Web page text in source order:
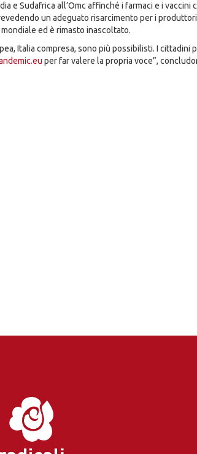
e Sudafrica all’Omc affinché i farmaci e i
un adeguato risarcimento per i
ed è rimasto inascoltato.
Italia compresa, sono più possibilisti. I cittadini
per far valere la propria voce”,